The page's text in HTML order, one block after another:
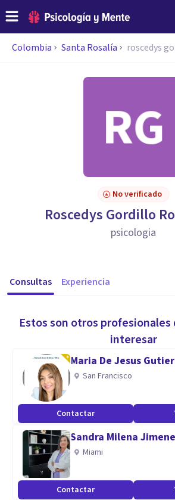
Colombia Santa Rosalía roscedys
No verificado
Roscedys Gordillo
psicologia
Consultas Experiencia
Estos son otros
interesar
Maria De Jesus
San Francisco
Contactar
Sandra Milena
Miami
Contactar